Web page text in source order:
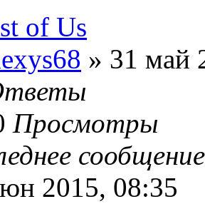
of Us
» 31 май
Просмотры
2015, 08:35